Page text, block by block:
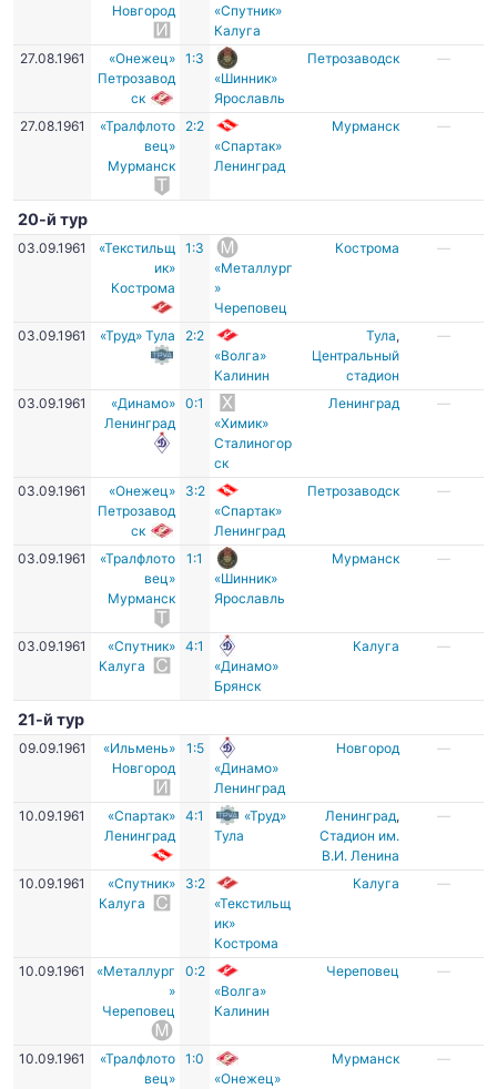
Новгород
«Спутник»
Калуга
27.08.1961
«Онежец»
Петрозавод
ск
1:3
«Шинник»
Ярославль
Петрозаводск —
27.08.1961
«Тралфлото
вец»
Мурманск
2:2
«Спартак»
Ленинград
Мурманск —
20-й тур
03.09.1961
«Текстильщ
ик»
Кострома
1:3
«Металлург
»
Череповец
Кострома —
03.09.1961 «Труд» Тула
2:2
«Волга»
Калинин
Тула,
Центральный
стадион
—
03.09.1961
«Динамо»
Ленинград
0:1
«Химик»
Сталиногор
ск
Ленинград —
03.09.1961
«Онежец»
Петрозавод
ск
3:2
«Спартак»
Ленинград
Петрозаводск —
03.09.1961
«Тралфлото
вец»
Мурманск
1:1
«Шинник»
Ярославль
Мурманск —
03.09.1961
«Спутник»
Калуга
4:1
«Динамо»
Брянск
Калуга —
21-й тур
09.09.1961
«Ильмень»
Новгород
1:5
«Динамо»
Ленинград
Новгород —
10.09.1961
«Спартак»
Ленинград
4:1
«Труд»
Тула
Ленинград,
Стадион им.
В.И. Ленина
—
10.09.1961
«Спутник»
Калуга
3:2
«Текстильщ
ик»
Кострома
Калуга —
10.09.1961
«Металлург
»
Череповец
0:2
«Волга»
Калинин
Череповец —
10.09.1961
«Тралфлото
вец»
1:0
«Онежец»
Мурманск —